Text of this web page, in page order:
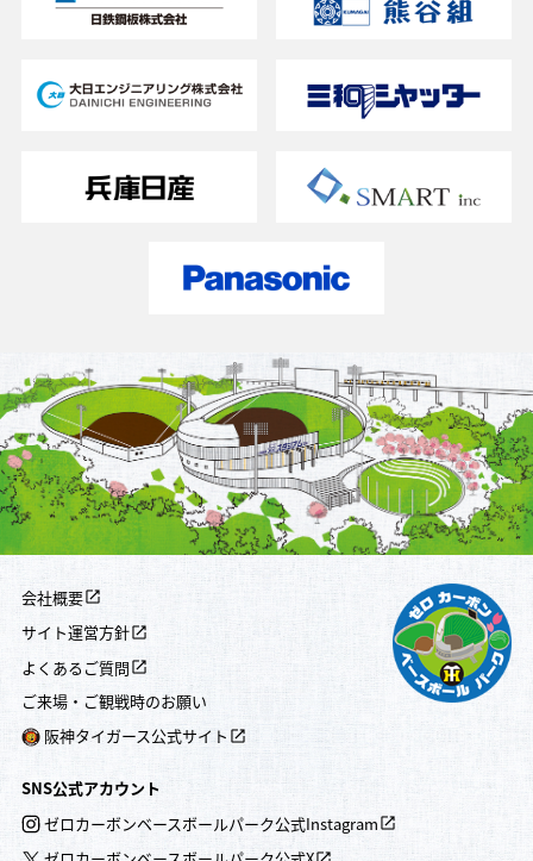
会社概要
サイト運営方針
よくあるご質問
ご来場・ご観戦時のお願い
阪神タイガース公式サイト
SNS公式アカウント
ゼロカーボンベースボールパーク公式Instagram